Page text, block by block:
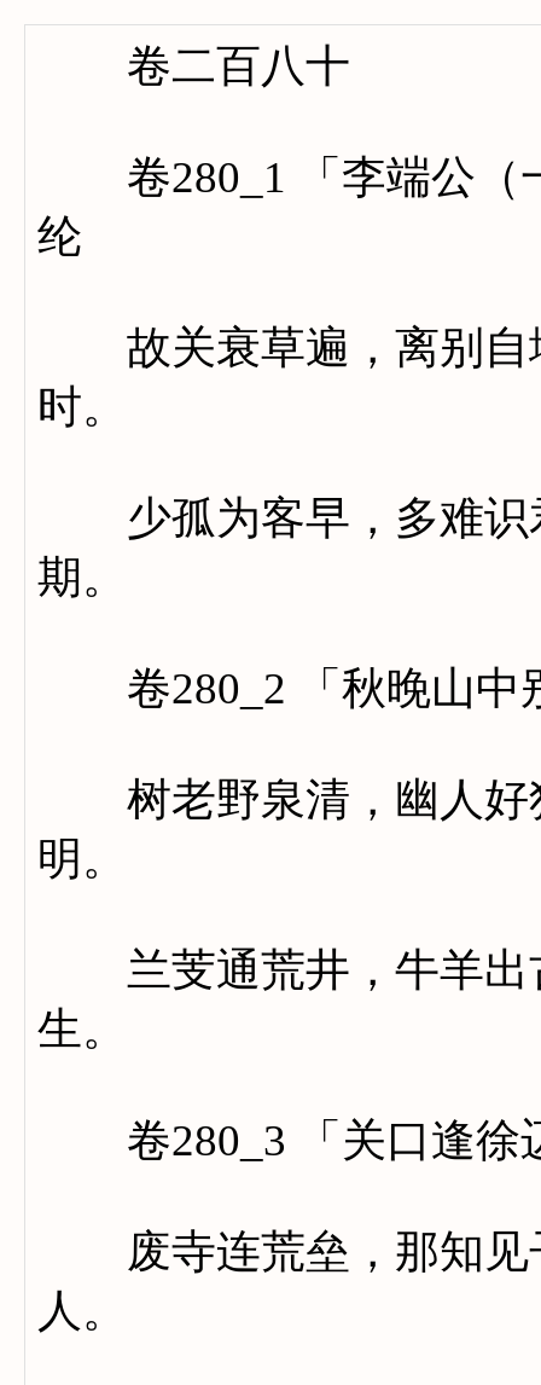
卷二百八十
卷280_1 「李端公（
纶
故关衰草遍，离别自
时。
少孤为客早，多难识
期。
卷280_2 「秋晚山中
树老野泉清，幽人好
明。
兰芰通荒井，牛羊出
生。
卷280_3 「关口逢徐
废寺连荒垒，那知见
人。